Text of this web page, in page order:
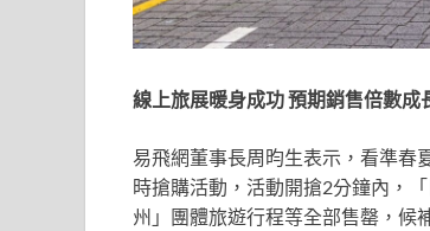
線上旅展暖身成功 預期銷售倍數成
易飛網董事長周昀生表示，看準春
時搶購活動，活動開搶2分鐘內，
州」團體旅遊行程等全部售罄，候